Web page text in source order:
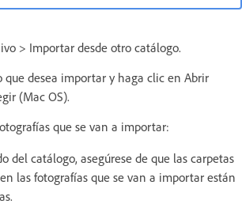
> Importar desde otro catálogo.
que desea importar y haga clic en Abrir
(Mac OS).
que se van a importar:
del catálogo, asegúrese de que las carpetas
las fotografías que se van a importar están